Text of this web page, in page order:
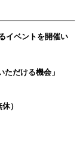
イベントを開催い
だける機会」
）